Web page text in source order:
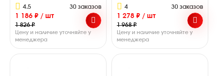
4.5 30 заказов
1 186 ₽ / шт
1 826 ₽
Цену и наличие уточняйте у
менеджера
4
30 заказов
1 278 ₽ / шт
1 968 ₽
Цену и наличие уточняйте у
менеджера